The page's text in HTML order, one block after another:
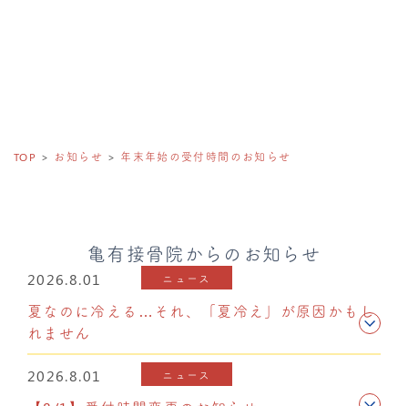
TOP お知らせ 年末年始の受付時間のお知らせ
亀有接骨院からのお知らせ
2026.8.01 ニュース
夏なのに冷える…それ、「夏冷え」が原因かもし
れません
2026.8.01 ニュース